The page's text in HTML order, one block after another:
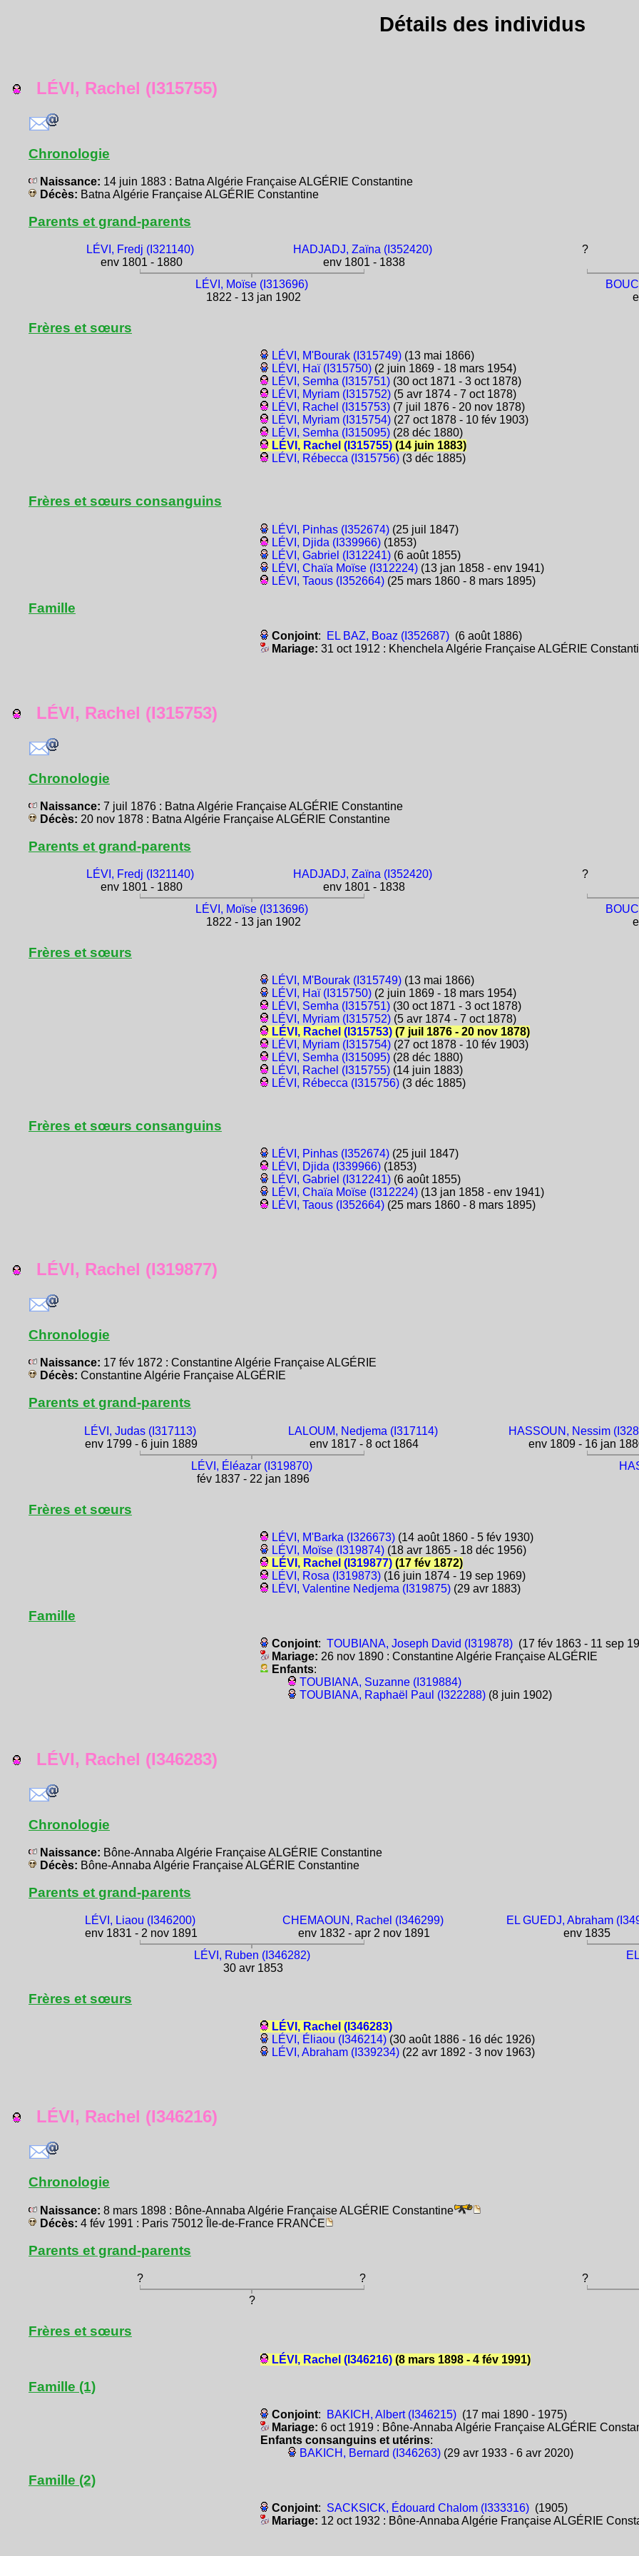
Détails des individus
LÉVI, Rachel (I315755)
Chronologie
Naissance: 14 juin 1883 : Batna Algérie Française ALGÉRIE Constantine
Décès: Batna Algérie Française ALGÉRIE Constantine
Parents et grand-parents
LÉVI, Fredj (I321140)
env 1801 - 1880
HADJADJ, Zaïna (I352420)
env 1801 - 1838
?
LÉVI, Moïse (I313696)
1822 - 13 jan 1902
Frères et sœurs
LÉVI, M'Bourak (I315749) (13 mai 1866)
LÉVI, Haï (I315750) (2 juin 1869 - 18 mars 1954)
LÉVI, Semha (I315751) (30 oct 1871 - 3 oct 1878)
LÉVI, Myriam (I315752) (5 avr 1874 - 7 oct 1878)
LÉVI, Rachel (I315753) (7 juil 1876 - 20 nov 1878)
LÉVI, Myriam (I315754) (27 oct 1878 - 10 fév 1903)
LÉVI, Semha (I315095) (28 déc 1880)
LÉVI, Rachel (I315755) (14 juin 1883)
LÉVI, Rébecca (I315756) (3 déc 1885)
Frères et sœurs consanguins
LÉVI, Pinhas (I352674) (25 juil 1847)
LÉVI, Djida (I339966) (1853)
LÉVI, Gabriel (I312241) (6 août 1855)
LÉVI, Chaïa Moïse (I312224) (13 jan 1858 - env 1941)
LÉVI, Taous (I352664) (25 mars 1860 - 8 mars 1895)
Famille
Conjoint: EL BAZ, Boaz (I352687) (6 août 1886)
Mariage:31 oct 1912 : Khenchela Algérie Française ALGÉRIE
LÉVI, Rachel (I315753)
Chronologie
Naissance: 7 juil 1876 : Batna Algérie Française ALGÉRIE Constantine
Décès: 20 nov 1878 : Batna Algérie Française ALGÉRIE Constantine
Parents et grand-parents
LÉVI, Fredj (I321140)
env 1801 - 1880
HADJADJ, Zaïna (I352420)
env 1801 - 1838
?
LÉVI, Moïse (I313696)
1822 - 13 jan 1902
Frères et sœurs
LÉVI, M'Bourak (I315749) (13 mai 1866)
LÉVI, Haï (I315750) (2 juin 1869 - 18 mars 1954)
LÉVI, Semha (I315751) (30 oct 1871 - 3 oct 1878)
LÉVI, Myriam (I315752) (5 avr 1874 - 7 oct 1878)
LÉVI, Rachel (I315753) (7 juil 1876 - 20 nov 1878)
LÉVI, Myriam (I315754) (27 oct 1878 - 10 fév 1903)
LÉVI, Semha (I315095) (28 déc 1880)
LÉVI, Rachel (I315755) (14 juin 1883)
LÉVI, Rébecca (I315756) (3 déc 1885)
Frères et sœurs consanguins
LÉVI, Pinhas (I352674) (25 juil 1847)
LÉVI, Djida (I339966) (1853)
LÉVI, Gabriel (I312241) (6 août 1855)
LÉVI, Chaïa Moïse (I312224) (13 jan 1858 - env 1941)
LÉVI, Taous (I352664) (25 mars 1860 - 8 mars 1895)
LÉVI, Rachel (I319877)
Chronologie
Naissance: 17 fév 1872 : Constantine Algérie Française ALGÉRIE
Décès: Constantine Algérie Française ALGÉRIE
Parents et grand-parents
LÉVI, Judas (I317113)
env 1799 - 6 juin 1889
LALOUM, Nedjema (I317114)
env 1817 - 8 oct 1864
HASSOUN, Nessim
env 1809 - 16 jan
LÉVI, Éléazar (I319870)
fév 1837 - 22 jan 1896
Frères et sœurs
LÉVI, M'Barka (I326673) (14 août 1860 - 5 fév 1930)
LÉVI, Moïse (I319874) (18 avr 1865 - 18 déc 1956)
LÉVI, Rachel (I319877) (17 fév 1872)
LÉVI, Rosa (I319873) (16 juin 1874 - 19 sep 1969)
LÉVI, Valentine Nedjema (I319875) (29 avr 1883)
Famille
Conjoint:TOUBIANA, Joseph David (I319878) (17 fév 1863 - 11 sep
Mariage: 26 nov 1890 : Constantine Algérie Française ALGÉRIE
Enfants:
TOUBIANA, Suzanne (I319884)
TOUBIANA, Raphaël Paul (I322288) (8 juin 1902)
LÉVI, Rachel (I346283)
Chronologie
Naissance: Bône-Annaba Algérie Française ALGÉRIE Constantine
Décès: Bône-Annaba Algérie Française ALGÉRIE Constantine
Parents et grand-parents
LÉVI, Liaou (I346200)
env 1831 - 2 nov 1891
CHEMAOUN, Rachel (I346299)
env 1832 - apr 2 nov 1891
EL GUEDJ, Abraham
env 1835
LÉVI, Ruben (I346282)
30 avr 1853
Frères et sœurs
LÉVI, Rachel (I346283)
LÉVI, Éliaou (I346214) (30 août 1886 - 16 déc 1926)
LÉVI, Abraham (I339234) (22 avr 1892 - 3 nov 1963)
LÉVI, Rachel (I346216)
Chronologie
Naissance: 8 mars 1898 : Bône-Annaba Algérie Française ALGÉRIE Constantine
Décès: 4 fév 1991 : Paris 75012 Île-de-France FRANCE
Parents et grand-parents
? ?
?
?
Frères et sœurs
LÉVI, Rachel (I346216) (8 mars 1898 - 4 fév 1991)
Famille (1)
Conjoint: BAKICH, Albert (I346215) (17 mai 1890 - 1975)
Mariage:6 oct 1919 : Bône-Annaba Algérie Française ALGÉRIE
Enfants consanguins et utérins:
BAKICH, Bernard (I346263) (29 avr 1933 - 6 avr 2020)
Famille (2)
Conjoint: SACKSICK, Édouard Chalom (I333316) (1905)
Mariage: 12 oct 1932 : Bône-Annaba Algérie Française ALGÉRIE